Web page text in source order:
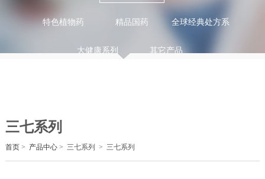
特色植物药 精品国药
全球经典处方系
大健康系列
其它产品
三七系列
首页> 产品中心> 三七系列 > 三七系列